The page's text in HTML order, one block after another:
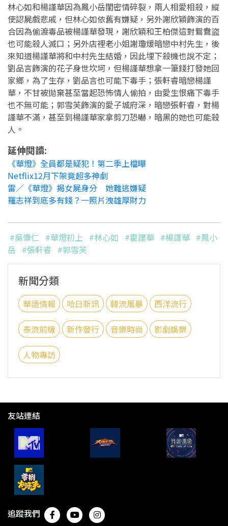
林心如和楊謹華因為鳳小岳閨密情碎裂，兩人相愛相殺，縱
使認屍戲悲戚，但林心如依舊有嫌疑，另外謝欣穎飾演的百
合因為偷渡毒品被楊謹華發現，謝欣穎和王柏傑這對鴛鴦盜
也可能殺人滅口；另外店裡老小姐謝瓊煖暗戀中村先生，後
來知道楊謹華將和中村先生結婚，因此埋下殺機也說不定；
劉品言飾演的花子身世坎坷，但楊謹華想拿一筆錢打發她回
家鄉，為了生存，劉品言也可能下毒手；張軒睿暗戀楊謹
華，不甘被拋棄甚至當起恐怖情人偷拍，由愛生恨痛下毒手
也不無可能；郭雪芙飾演的愛子城府深，暗戀張軒睿，對楊
謹華不滿，甚至到楊謹華家拿剪刀恐嚇，暗黑的她也可能殺
人。
延伸閱讀:
《華燈》全員都是疑犯！第二季上檔曝
Netflix12月下架竟超多神劇
雷／《華燈》揭女屍身分 她難逃嫌疑
羅志祥到底多有錢？一照片洩雄厚財力
#吳慷仁 #華燈初上 #林心如 #霍建華 #楊謹華 #鳳小
岳 #張軒睿 #郭雪芙
新聞分類
華語情報 哈日新訊 韓流風暴 西洋流行
泰流前線 新作發行 音樂時尚 影劇娛樂
人物專訪
友站連結
追蹤我們